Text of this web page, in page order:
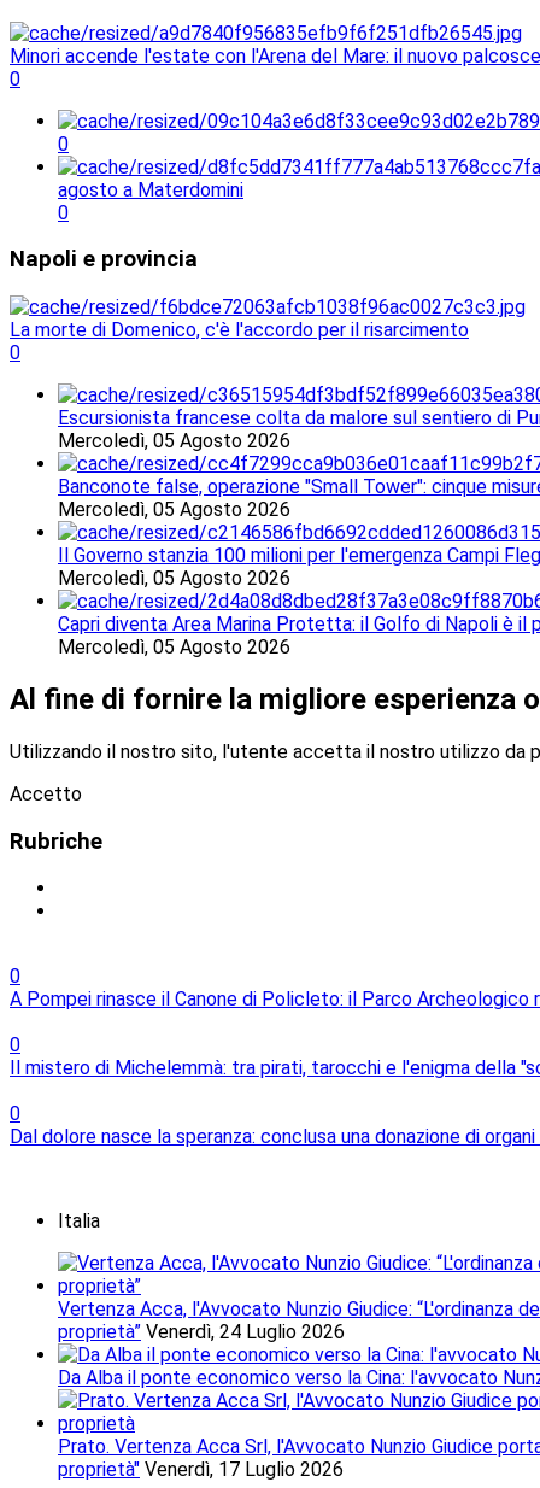
Minori accende l'estate con l'Arena del Mare: il nuovo
0
0
agosto a Materdomini
0
Napoli e provincia
La morte di Domenico, c'è l'accordo per il risarcimento
0
Escursionista francese colta da malore sul sentiero di
Mercoledì, 05 Agosto 2026
Banconote false, operazione "Small Tower": cinque
Mercoledì, 05 Agosto 2026
Il Governo stanzia 100 milioni per l'emergenza Campi
Mercoledì, 05 Agosto 2026
Capri diventa Area Marina Protetta: il Golfo di Napoli è
Mercoledì, 05 Agosto 2026
Al fine di fornire la migliore esperienza
Utilizzando il nostro sito, l'utente accetta il nostro utilizzo da
Accetto
Rubriche
0
A Pompei rinasce il Canone di Policleto: il Parco Archeologico
0
Il mistero di Michelemmà: tra pirati, tarocchi e l'enigma della
0
Dal dolore nasce la speranza: conclusa una donazione di
Italia
Vertenza Acca, l'Avvocato Nunzio Giudice:
proprietà” Venerdì, 24 Luglio 2026
Da Alba il ponte economico verso la Cina: l'avvocato
Prato. Vertenza Acca Srl, l'Avvocato Nunzio Giudice
proprietà" Venerdì, 17 Luglio 2026